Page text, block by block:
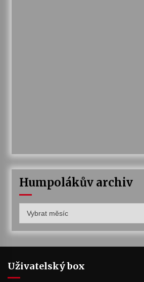
Humpolákův archiv
archiv
Uživatelský box